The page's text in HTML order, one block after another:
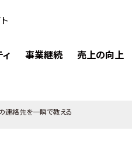
事業継続 売上の向上
連絡先を一瞬で教える